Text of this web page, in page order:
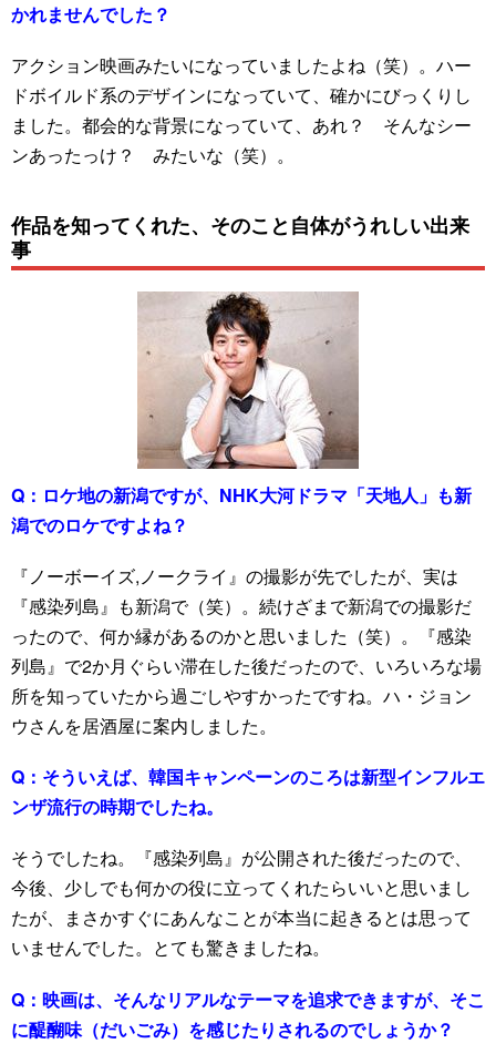
かれませんでした？
アクション映画みたいになっていましたよね（笑）。ハー
ドボイルド系のデザインになっていて、確かにびっくりし
ました。都会的な背景になっていて、あれ？ そんなシー
ンあったっけ？ みたいな（笑）。
作品を知ってくれた、そのこと自体がうれしい出来
事
Q： ロケ地の新潟ですが、NHK大河ドラマ「天地人」も新
潟でのロケですよね？
『ノーボーイズ,ノークライ』の撮影が先でしたが、実は
『感染列島』も新潟で（笑）。続けざまで新潟での撮影だ
ったので、何か縁があるのかと思いました（笑）。『感染
列島』で2か月ぐらい滞在した後だったので、いろいろな場
所を知っていたから過ごしやすかったですね。ハ・ジョン
ウさんを居酒屋に案内しました。
Q： そういえば、韓国キャンペーンのころは新型インフルエ
ンザ流行の時期でしたね。
そうでしたね。『感染列島』が公開された後だったので、
今後、少しでも何かの役に立ってくれたらいいと思いまし
たが、まさかすぐにあんなことが本当に起きるとは思って
いませんでした。とても驚きましたね。
Q： 映画は、そんなリアルなテーマを追求できますが、そこ
に醍醐味（だいごみ）を感じたりされるのでしょうか？